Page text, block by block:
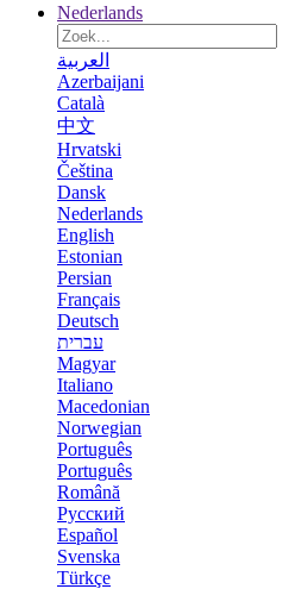
Nederlands
العربية
Azerbaijani
Català
中文
Hrvatski
Čeština
Dansk
Nederlands
English
Estonian
Persian
Français
Deutsch
עברית
Magyar
Italiano
Macedonian
Norwegian
Português
Português
Română
Русский
Español
Svenska
Türkçe